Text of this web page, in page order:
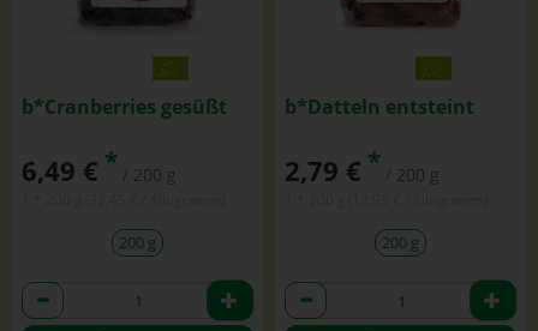
b*Cranberries gesüßt
6,49 € * / 200 g
200 g
Anzahl
b*Datteln entsteint
2,79 € * / 200 g
200 g
Anzahl